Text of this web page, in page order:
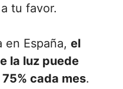
tu favor.
en España, el
la luz puede
75% cada mes.